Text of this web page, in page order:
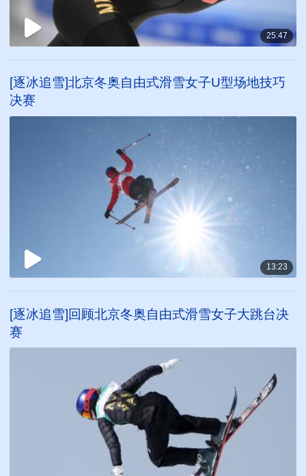
25:47
[逐冰追雪]北京冬奥自由式滑雪女子U型场地技巧
决赛
13:23
[逐冰追雪]回顾北京冬奥自由式滑雪女子大跳台决
赛